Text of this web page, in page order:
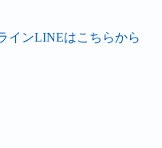
インLINEはこちらから